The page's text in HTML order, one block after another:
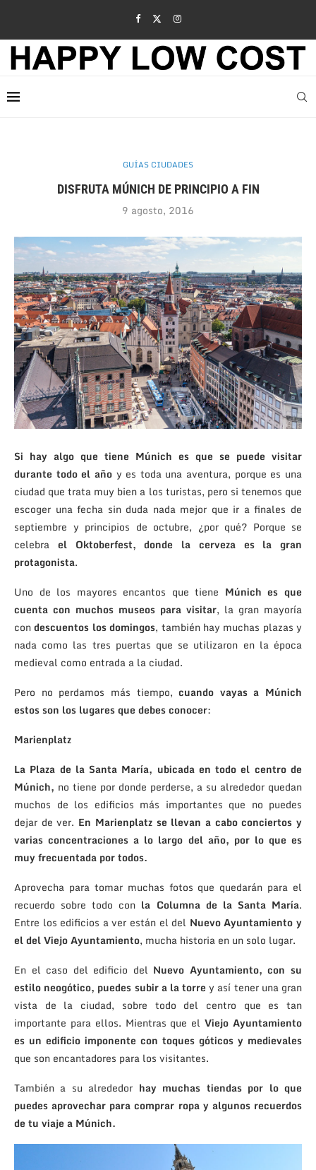
GUÍAS CIUDADES
DISFRUTA MÚNICH DE PRINCIPIO A FIN
9 agosto, 2016
Si hay algo que tiene Múnich es que se puede visitar
durante todo el añoy es toda una aventura, porque es una
ciudad que trata muy bien a los turistas, pero si tenemos que
escoger una fecha sin duda nada mejor que ir a finales de
septiembre y principios de octubre, ¿por qué? Porque se
celebra el Oktoberfest, donde la cerveza es la gran
protagonista.
Uno de los mayores encantos que tiene Múnich es que
cuenta con muchos museos para visitar, la gran mayoría
condescuentos los domingos, también hay muchas plazas y
nada como las tres puertas que se utilizaron en la época
medieval como entrada a la ciudad.
Pero no perdamos más tiempo,cuando vayas a Múnich
estos son los lugares que debes conocer:
Marienplatz
La Plaza de la Santa María, ubicada en todo el centro de
Múnich, no tiene por donde perderse, a su alrededor quedan
muchos de los edificios más importantes que no puedes
dejar de ver. En Marienplatz se llevan a cabo conciertos y
varias concentraciones a lo largo del año, por lo que es
muy frecuentada por todos.
Aprovecha para tomar muchas fotos que quedarán para el
recuerdo sobre todo con la Columna de la Santa María.
Entre los edificios a ver están el del Nuevo Ayuntamiento y
el del Viejo Ayuntamiento, mucha historia en un solo lugar.
En el caso del edificio del Nuevo Ayuntamiento, con su
estilo neogótico, puedes subir a la torre y así tener una gran
vista de la ciudad, sobre todo del centro que es tan
importante para ellos. Mientras que elViejo Ayuntamiento
es un edificio imponente con toques góticos y medievales
que son encantadores para los visitantes.
También a su alrededor hay muchas tiendas por lo que
puedes aprovechar para comprar ropa y algunos recuerdos
de tu viaje a Múnich.